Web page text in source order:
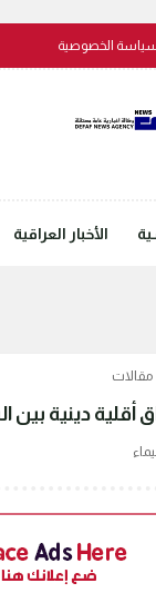
الخصوصية
الأخبار العراقية
مقالات
أقلية دينية بين